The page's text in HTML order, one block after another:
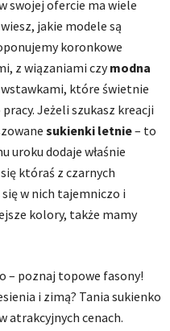
swojej ofercie ma wiele
jakie modele są
koronkowe
z wiązaniami czymodna
które świetnie
Jeżeli szukasz kreacji
sukienki letnie– to
uroku dodaje właśnie
któraś z czarnych
w nich tajemniczo i
kolory, także mamy
– poznaj topowe fasony!
i zimą? Tania sukienko
atrakcyjnych cenach.